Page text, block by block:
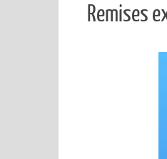
Remises